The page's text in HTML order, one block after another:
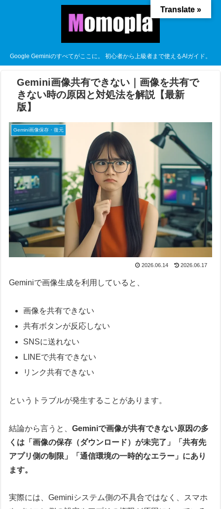
Google Geminiのすべてがここに。 初心者から上級者まで使えるAIガイド。
Gemini画像共有できない｜画像を共有で
きない時の原因と対処法を解説【最新
版】
Gemini画像保存・復元
2026.06.14 2026.06.17
Geminiで画像生成を利用していると、
画像を共有できない
共有ボタンが反応しない
SNSに送れない
LINEで共有できない
リンク共有できない
というトラブルが発生することがあります。
結論から言うと、Geminiで画像が共有できない原因の多
くは「画像の保存（ダウンロード）が未完了」「共有先
アプリ側の制限」「通信環境の一時的なエラー」にあり
ます。
実際には、Geminiシステム側の不具合ではなく、スマホ
Translate »